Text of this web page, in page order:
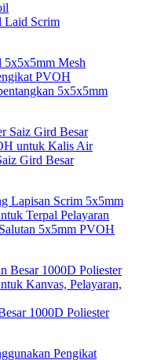
Laid Scrim
5x5x5mm
Gird Besar
5x5mm PVOH
1000D Poliester